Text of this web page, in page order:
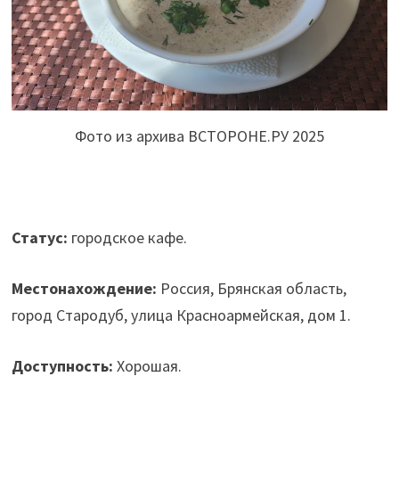
Фото из архива ВСТОРОНЕ.РУ 2025
Статус: городское кафе.
Местонахождение: Россия, Брянская область,
город Стародуб, улица Красноармейская, дом 1.
Доступность: Хорошая.